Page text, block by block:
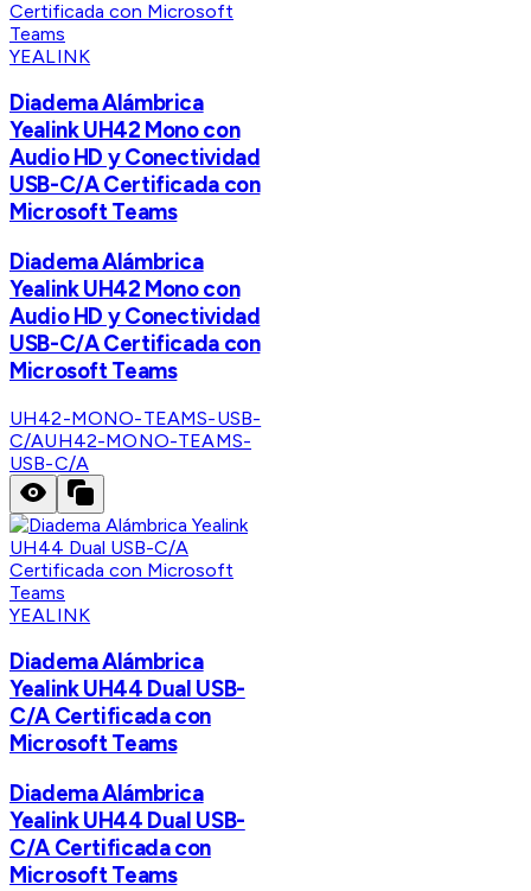
YEALINK
Diadema Alámbrica
Yealink UH42 Mono con
Audio HD y Conectividad
USB-C/A Certificada con
Microsoft Teams
Diadema Alámbrica
Yealink UH42 Mono con
Audio HD y Conectividad
USB-C/A Certificada con
Microsoft Teams
UH42-MONO-TEAMS-USB-
C/AUH42-MONO-TEAMS-
USB-C/A
YEALINK
Diadema Alámbrica
Yealink UH44 Dual USB-
C/A Certificada con
Microsoft Teams
Diadema Alámbrica
Yealink UH44 Dual USB-
C/A Certificada con
Microsoft Teams